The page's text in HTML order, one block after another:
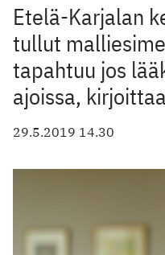
Etelä-Karjalan
tullut
tapahtuu jos
ajoissa,
29.5.2019 14.30